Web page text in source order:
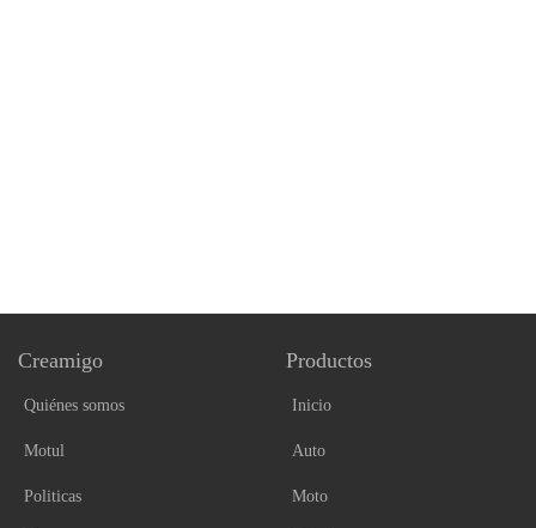
Creamigo
Quiénes somos
Motul
Politicas
Productos
Inicio
Auto
Moto